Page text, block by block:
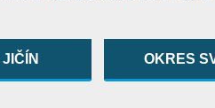
OKRES